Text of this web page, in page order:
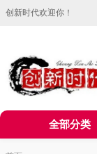
创新时代欢迎你！
全部分类